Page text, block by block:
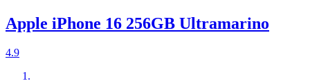
Apple iPhone 16 256GB Ultramarino
4.9